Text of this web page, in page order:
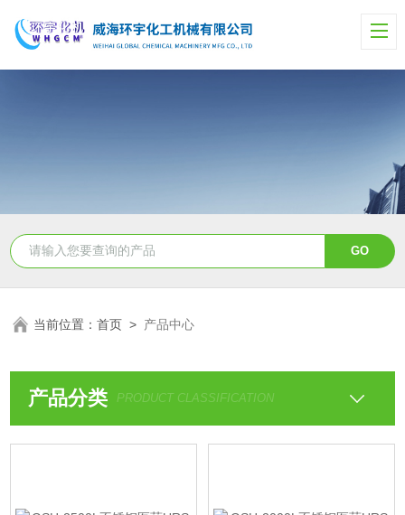
当前位置：首页 > 产品中心
产品分类 PRODUCT CLASSIFICATION